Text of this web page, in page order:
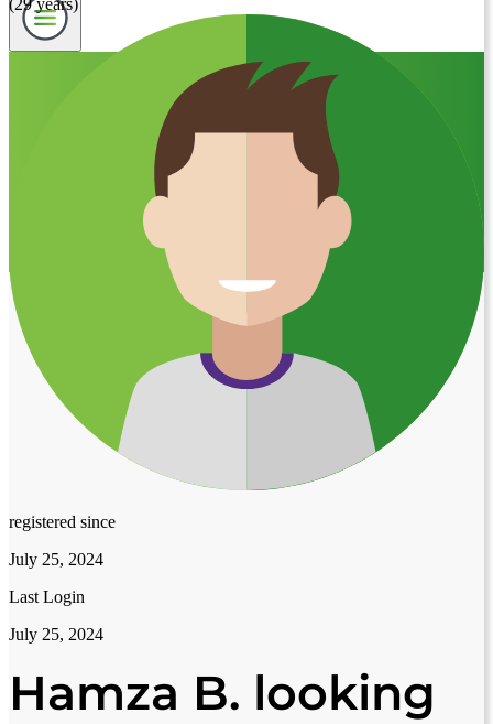
(29 years)
registered since
July 25, 2024
Last Login
July 25, 2024
Hamza B. looking